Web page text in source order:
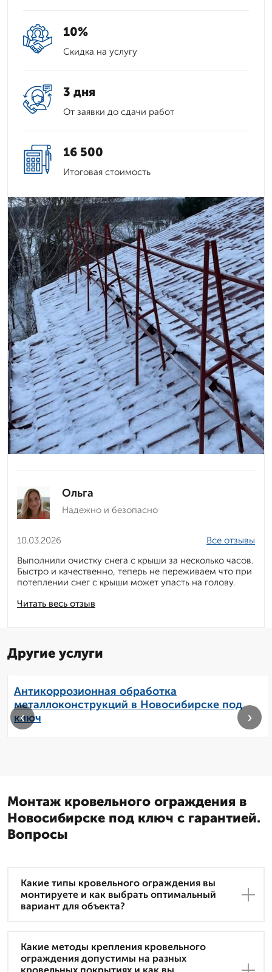
10%
Скидка на услугу
3 дня
От заявки до сдачи работ
16 500
Итоговая стоимость
Ольга
Надежно и безопасно
10.03.2026
Читать весь отзыв
Все отзывы
Выполнили очистку снега с крыши за несколько часов.
Быстро и качественно, теперь не переживаем что при
потеплении снег с крыши может упасть на голову.
Другие услуги
Антикоррозионная обработка
металлоконструкций в Новосибирске под
ключ
‹ ›
Монтаж кровельного ограждения в
Новосибирске под ключ с гарантией.
Вопросы
Какие типы кровельного ограждения вы
монтируете и как выбрать оптимальный
вариант для объекта?
Какие методы крепления кровельного
ограждения допустимы на разных